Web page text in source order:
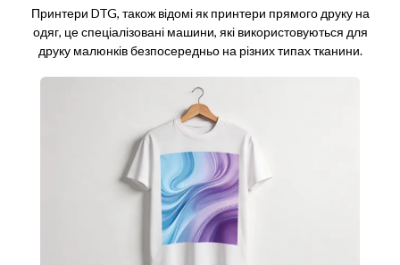
Принтери DTG, також відомі як принтери прямого друку на
одяг, це спеціалізовані машини, які використовуються для
друку малюнків безпосередньо на різних типах тканини.